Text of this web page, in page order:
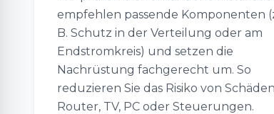
empfehlen passende Komponenten
B. Schutz in der Verteilung oder am
Endstromkreis) und setzen die
Nachrüstung fachgerecht um. So
reduzieren Sie das Risiko von
Router, TV, PC oder Steuerungen.